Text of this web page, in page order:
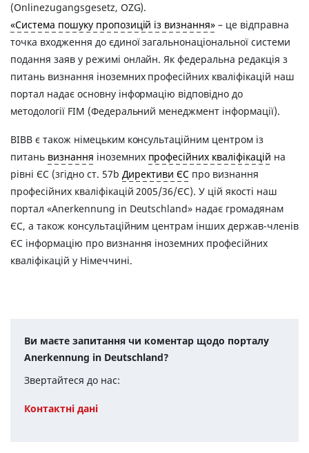
(Onlinezugangsgesetz, OZG).
«Система пошуку пропозицiй iз визнання» – це відправна
точка входження до єдиної загальнонаціональної системи
подання заяв у режимі онлайн. Як федеральна редакція з
питань визнання іноземних професійних кваліфікацій наш
портал надає основну інформацію відповідно до
методології FIM (Федеральний менеджмент інформації).
BIBB є також німецьким консультаційним центром із
питань визнання іноземних професійних кваліфікацій на
рівні ЄС (згідно ст. 57b Директиви ЄС про визнання
професійних кваліфікацій 2005/36/ЄС). У цій якості наш
портал «Anerkennung in Deutschland» надає громадянам
ЄС, а також консультаційним центрам інших держав-членів
ЄС інформацію про визнання іноземних професійних
кваліфікацій у Німеччині.
Ви маєте запитання чи коментар щодо порталу
Anerkennung in Deutschland?
Звертайтеся до нас:
Контактні дані